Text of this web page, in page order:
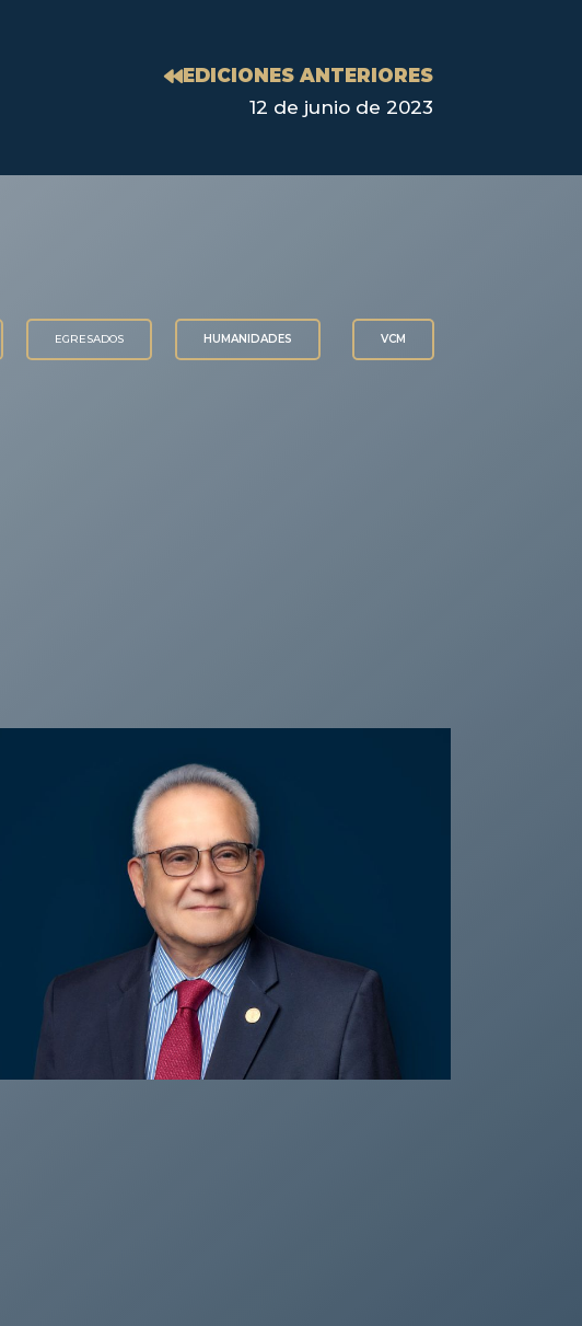
EDICIONES ANTERIORES
12 de junio de 2023
EGRESADOS HUMANIDADES VCM